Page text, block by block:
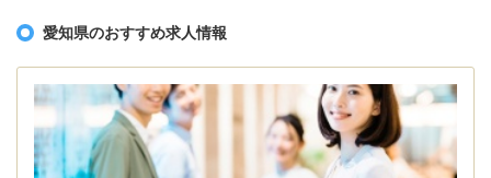
愛知県のおすすめ求人情報